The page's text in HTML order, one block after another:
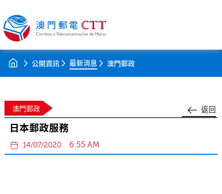
公開資訊 最新消息 澳門郵政
返回
澳門郵政
日本郵政服務
14/07/2020 6:55 AM